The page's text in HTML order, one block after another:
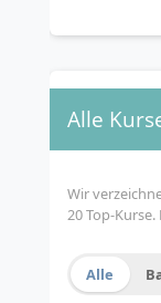
Alle
Wir
20 Top-
Alle